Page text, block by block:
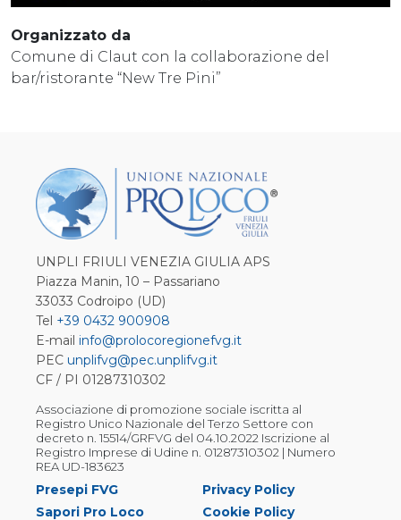
Organizzato da
Comune di Claut con la collaborazione del
bar/ristorante “New Tre Pini”
UNPLI FRIULI VENEZIA GIULIA APS
Piazza Manin, 10 – Passariano
33033 Codroipo (UD)
Tel +39 0432 900908
E-mail info@prolocoregionefvg.it
PEC unplifvg@pec.unplifvg.it
CF / PI 01287310302
Associazione di promozione sociale iscritta al
Registro Unico Nazionale del Terzo Settore con
decreto n. 15514/GRFVG del 04.10.2022 Iscrizione al
Registro Imprese di Udine n. 01287310302 | Numero
REA UD-183623
Presepi FVG
Sapori Pro Loco
Privacy Policy
Cookie Policy